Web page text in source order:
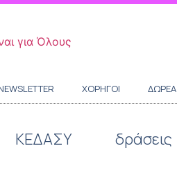
ΧΟΡΗΓΟΊ ΔΩΡΕΆ
ΚΕΔΑΣΥ δράσεις